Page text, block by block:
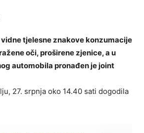
tjelesne znakove konzumacije
oči, proširene zjenice, a u
automobila pronađen je joint
27. srpnja oko 14.40 sati dogodila